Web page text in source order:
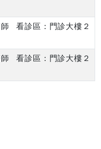
看診區：門診大樓２
看診區：門診大樓２